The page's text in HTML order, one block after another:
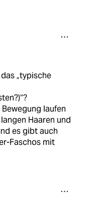
„typische
laufen
Haaren und
es gibt auch
Faschos mit